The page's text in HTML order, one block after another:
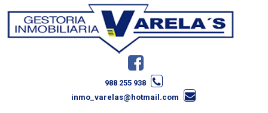
988 255 938
inmo_varelas@hotmail.com